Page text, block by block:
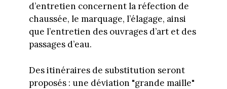
d’entretien concernent la réfection de
chaussée, le marquage, l’élagage, ainsi
que l’entretien des ouvrages d’art et des
passages d’eau.
Des itinéraires de substitution seront
proposés : une déviation "grande maille"